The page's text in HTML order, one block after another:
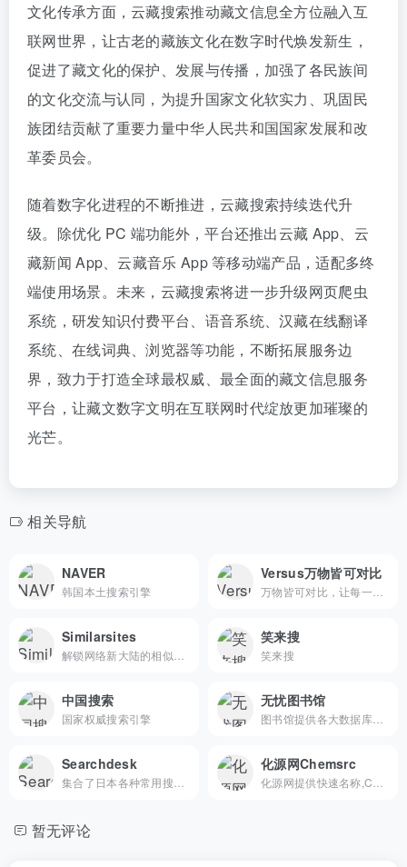
文化传承方面，云藏搜索推动藏文信息全方位融入互
联网世界，让古老的藏族文化在数字时代焕发新生，
促进了藏文化的保护、发展与传播，加强了各民族间
的文化交流与认同，为提升国家文化软实力、巩固民
族团结贡献了重要力量中华人民共和国国家发展和改
革委员会。
随着数字化进程的不断推进，云藏搜索持续迭代升
级。除优化 PC 端功能外，平台还推出云藏 App、云
藏新闻 App、云藏音乐 App 等移动端产品，适配多终
端使用场景。未来，云藏搜索将进一步升级网页爬虫
系统，研发知识付费平台、语音系统、汉藏在线翻译
系统、在线词典、浏览器等功能，不断拓展服务边
界，致力于打造全球最权威、最全面的藏文信息服务
平台，让藏文数字文明在互联网时代绽放更加璀璨的
光芒。
相关导航
NAVER
韩国本土搜索引擎
Versus万物皆可对比
Similarsites 笑来搜
笑来搜
中国搜索
国家权威搜索引擎
无忧图书馆
Searchdesk 化源网Chemsrc
暂无评论